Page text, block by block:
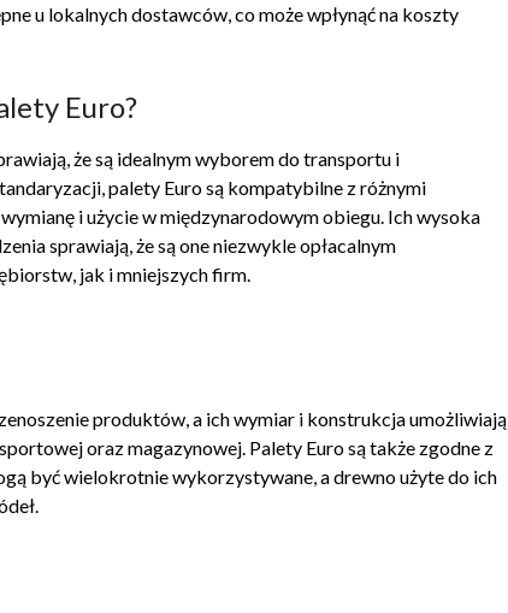
u lokalnych dostawców, co może wpłynąć na koszty
Euro?
że są idealnym wyborem do transportu i
palety Euro są kompatybilne z różnymi
i użycie w międzynarodowym obiegu. Ich wysoka
sprawiają, że są one niezwykle opłacalnym
jak i mniejszych firm.
produktów, a ich wymiar i konstrukcja umożliwiają
oraz magazynowej. Palety Euro są także zgodne z
być wielokrotnie wykorzystywane, a drewno użyte do ich